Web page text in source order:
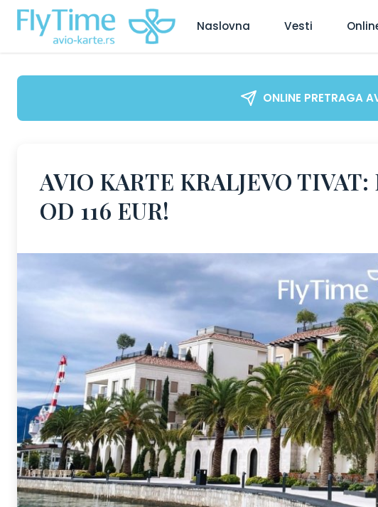
Naslovna Vesti
ONLINE PRETRAGA
AVIO KARTE KRALJEVO
OD 116 EUR!